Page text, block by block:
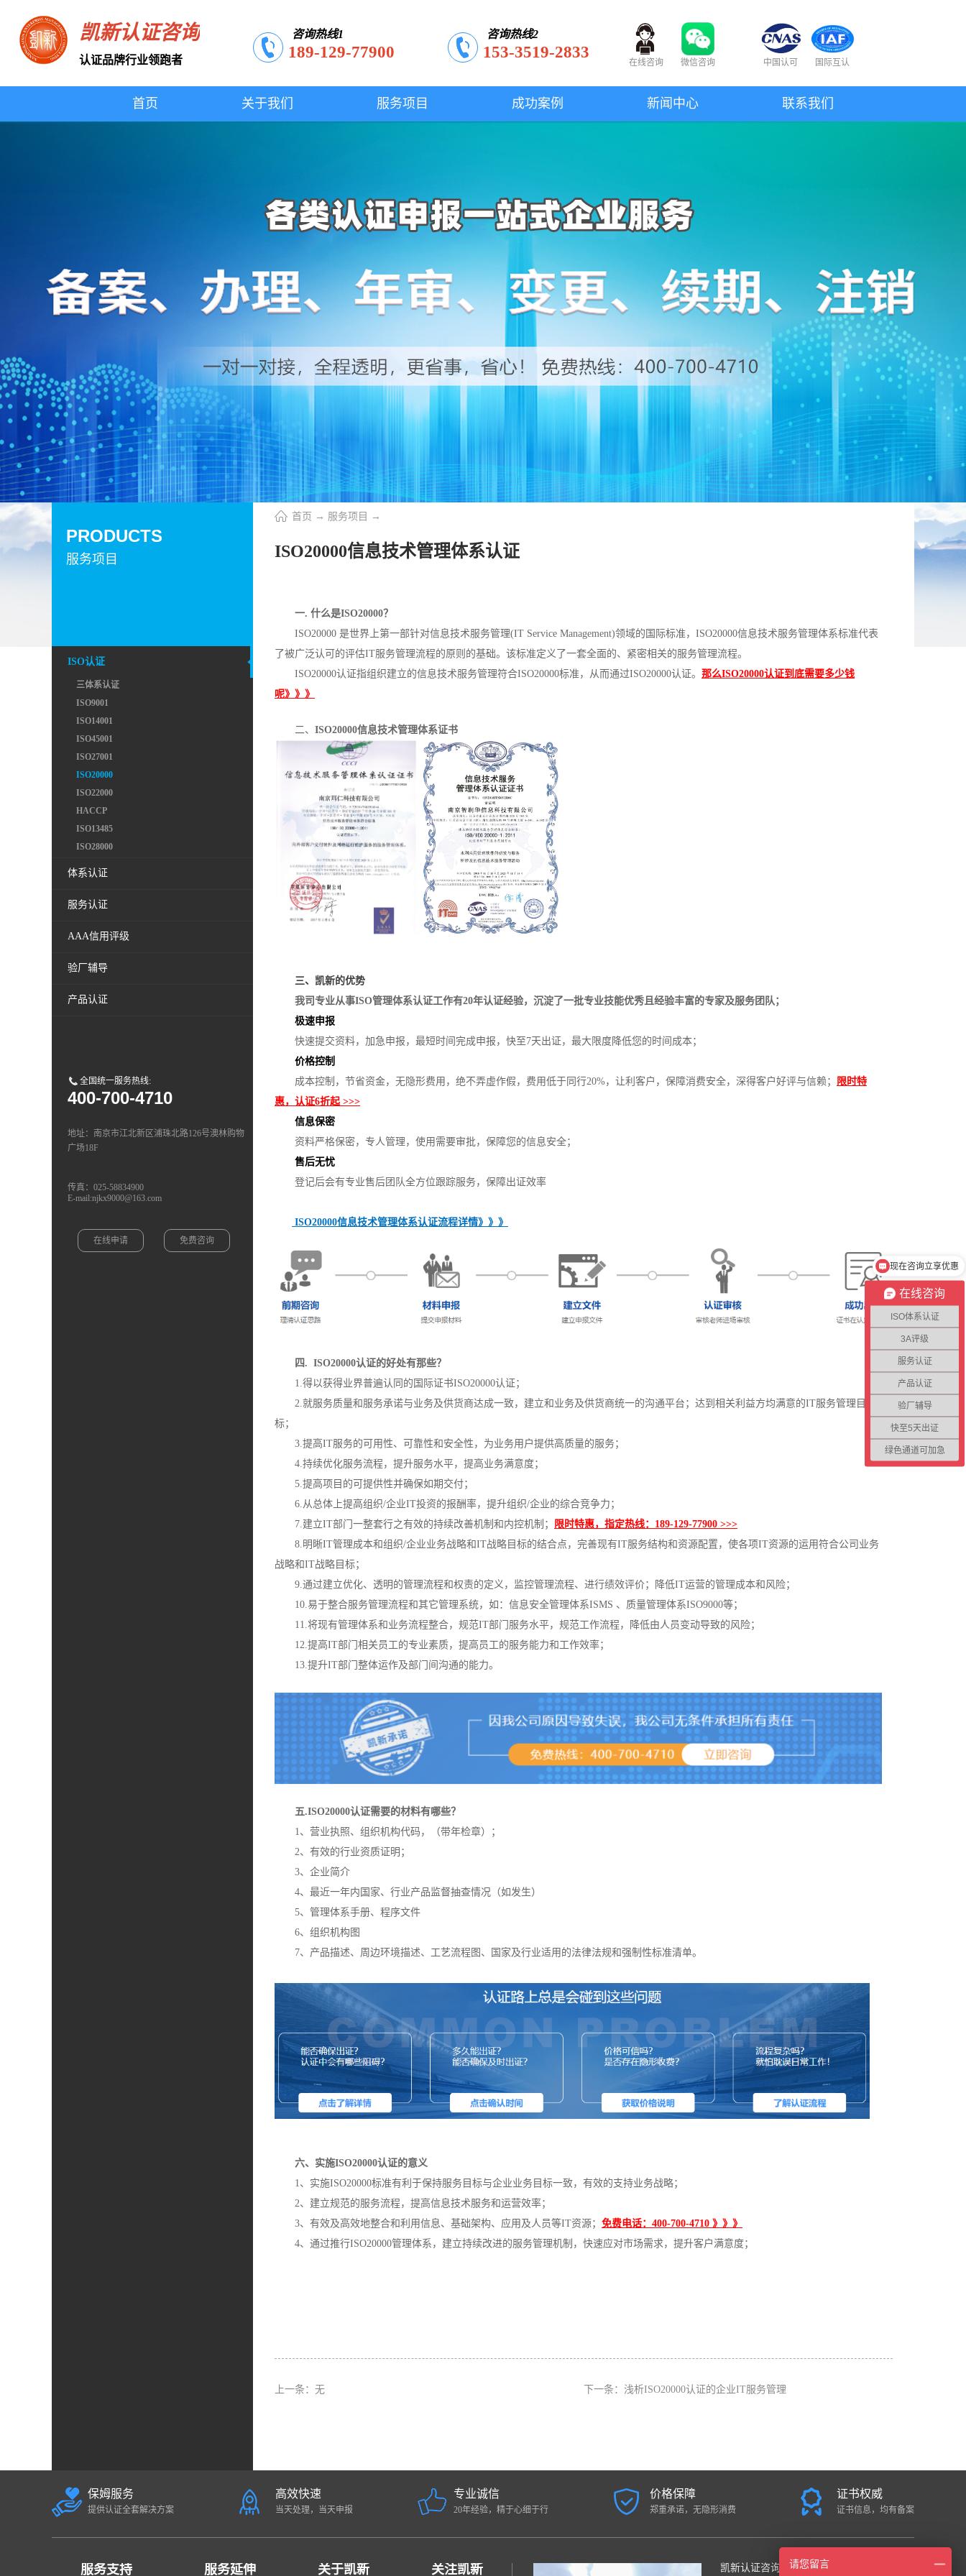
凯新认证咨询
认证品牌行业领跑者
咨询热线1
189-129-77900
咨询热线2
153-3519-2833
在线咨询 微信咨询 中国认可 国际互认
首页 关于我们 服务项目 成功案例 新闻中心 联系我们
服务项目
PRODUCTS
ISO认证
三体系认证
ISO9001
ISO14001
ISO45001
ISO27001
ISO20000
ISO22000
HACCP
ISO13485
ISO28000
体系认证
服务认证
AAA信用评级
验厂辅导
产品认证
全国统一服务热线:
400-700-4710
地址：南京市江北新区浦珠北路126号澳林购物
广场18F
传真：025-58834900
E-mail:njkx9000@163.com
在线申请 免费咨询
首页 → 服务项目 →
ISO20000信息技术管理体系认证
一. 什么是ISO20000？
ISO20000 是世界上第一部针对信息技术服务管理(IT Service Management)领域的国际标准，ISO20000信息技术服务管理体系标准代表
了被广泛认可的评估IT服务管理流程的原则的基础。该标准定义了一套全面的、紧密相关的服务管理流程。
ISO20000认证指组织建立的信息技术服务管理符合ISO20000标准，从而通过ISO20000认证。 那么ISO20000认证到底需要多少钱
呢》》》
二、 ISO20000信息技术管理体系证书
三、凯新的优势
我司专业从事ISO管理体系认证工作有20年认证经验，沉淀了一批专业技能优秀且经验丰富的专家及服务团队；
极速申报
快速提交资料，加急申报，最短时间完成申报，快至7天出证，最大限度降低您的时间成本；
价格控制
成本控制，节省资金，无隐形费用，绝不弄虚作假，费用低于同行20%，让利客户，保障消费安全，深得客户好评与信赖；
限时特
惠，认证6折起 >>>
信息保密
资料严格保密，专人管理，使用需要审批，保障您的信息安全；
售后无忧
登记后会有专业售后团队全方位跟踪服务，保障出证效率
ISO20000信息技术管理体系认证流程详情》》》
四. ISO20000认证的好处有那些？
1.得以获得业界普遍认同的国际证书ISO20000认证；
2.就服务质量和服务承诺与业务及供货商达成一致，建立和业务及供货商统一的沟通平台；达到相关利益方均满意的IT服务管理目
标；
3.提高IT服务的可用性、可靠性和安全性，为业务用户提供高质量的服务；
4.持续优化服务流程，提升服务水平，提高业务满意度；
5.提高项目的可提供性并确保如期交付；
6.从总体上提高组织/企业IT投资的报酬率，提升组织/企业的综合竞争力；
7.建立IT部门一整套行之有效的持续改善机制和内控机制；
限时特惠，指定热线：189-129-77900 >>>
8.明晰IT管理成本和组织/企业业务战略和IT战略目标的结合点，完善现有IT服务结构和资源配置，使各项IT资源的运用符合公司业务
战略和IT战略目标；
9.通过建立优化、透明的管理流程和权责的定义，监控管理流程、进行绩效评价；降低IT运营的管理成本和风险；
10.易于整合服务管理流程和其它管理系统，如：信息安全管理体系ISMS 、质量管理体系ISO9000等；
11.将现有管理体系和业务流程整合，规范IT部门服务水平，规范工作流程，降低由人员变动导致的风险；
12.提高IT部门相关员工的专业素质，提高员工的服务能力和工作效率；
13.提升IT部门整体运作及部门间沟通的能力。
五.ISO20000认证需要的材料有哪些？
1、营业执照、组织机构代码，（带年检章）；
2、有效的行业资质证明；
3、企业简介
4、最近一年内国家、行业产品监督抽查情况（如发生）
5、管理体系手册、程序文件
6、组织机构图
7、产品描述、周边环境描述、工艺流程图、国家及行业适用的法律法规和强制性标准清单。
六、实施ISO20000认证的意义
1、实施ISO20000标准有利于保持服务目标与企业业务目标一致，有效的支持业务战略；
2、建立规范的服务流程，提高信息技术服务和运营效率；
3、有效及高效地整合和利用信息、基础架构、应用及人员等IT资源； 免费电话：400-700-4710 》》》
4、通过推行ISO20000管理体系，建立持续改进的服务管理机制，快速应对市场需求，提升客户满意度；
上一条：无 下一条： 浅析ISO20000认证的企业IT服务管理
保姆服务
提供认证全套解决方案
高效快速
当天处理，当天申报
专业诚信
20年经验，精于心细于行
价格保障
郑重承诺，无隐形消费
证书权威
证书信息，均有备案
服务支持 服务延伸 关于凯新 关注凯新 凯新认证咨询中心
在线咨询
ISO体系认证
3A评级
服务认证
产品认证
验厂辅导
快至5天出证
绿色通道可加急
现在咨询立享优惠
不成功不收费
请您留言